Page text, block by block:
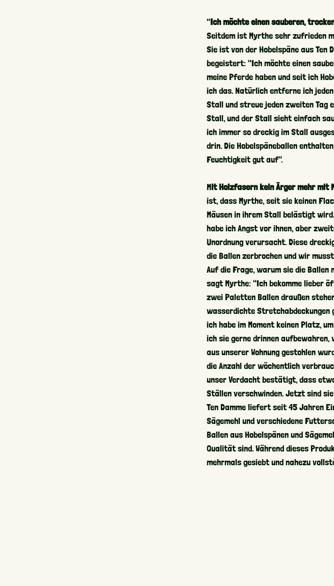
"Ich möchte einen sauberen,
Seitdem ist Myrthe sehr zufrieden
Sie ist von der Hobelspäne aus
begeistert: "Ich möchte einen
meine Pferde haben und seit ich
ich das. Natürlich entferne ich
Stall und streue jeden zweiten Tag
Stall, und der Stall sieht einfach
ich immer so dreckig im Stall
drin. Die Hobelspäneballen
Feuchtigkeit gut auf".
Mit Holzfasern kein Ärger mehr mit
ist, dass Myrthe, seit sie keinen
Mäusen in ihrem Stall belästigt
habe ich Angst vor ihnen, aber
Unordnung verursacht. Diese
die Ballen zerbrochen und wir
Auf die Frage, warum sie die
sagt Myrthe: "Ich bekomme lieber
zwei Paletten Ballen draußen
wasserdichte Stretchabdeckungen
ich habe im Moment keinen Platz,
ich sie gerne drinnen
aus unserer Wohnung gestohlen
die Anzahl der wöchentlich
unser Verdacht bestätigt, dass
Ställen verschwinden. Jetzt sind
Ten Damme liefert seit 45 Jahren
Sägemehl und verschiedene
Ballen aus Hobelspänen und
Qualität sind. Während dieses
mehrmals gesiebt und nahezu